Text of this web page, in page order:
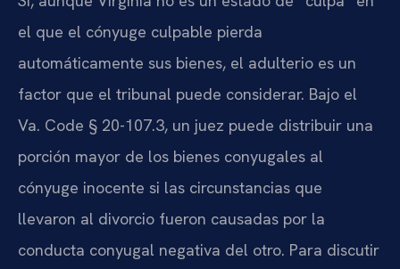
el que el cónyuge culpable pierda
automáticamente sus bienes, el adulterio es un
factor que el tribunal puede considerar. Bajo el
Va. Code § 20-107.3, un juez puede distribuir una
porción mayor de los bienes conyugales al
cónyuge inocente si las circunstancias que
llevaron al divorcio fueron causadas por la
conducta conyugal negativa del otro. Para discutir